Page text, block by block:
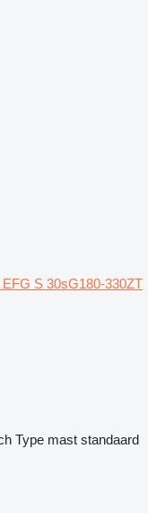
S 30sG180-330ZT
Type mast standaard